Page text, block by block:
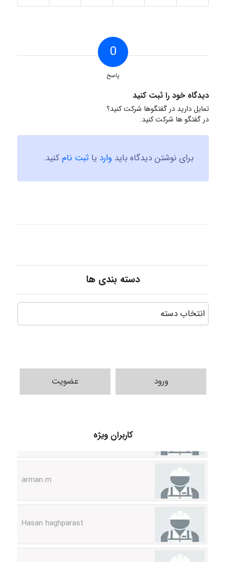
0
پاسخ
دیدگاه خود را ثبت کنید
تمایل دارید در گفتگوها شرکت کنید؟
در گفتگو ها شرکت کنید.
برای نوشتن دیدگاه باید وارد یا ثبت نامکنید.
دسته بندی ها
ورود عضویت
کاربران ویژه
ABOALFZAL ZAREI